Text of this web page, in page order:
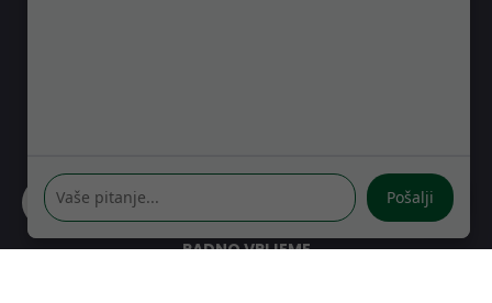
RADNO VRIJEME
Pošalji